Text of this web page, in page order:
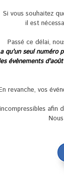
Si vous souhaitez
il est
Passé ce délai,
qu'un seul numéro
évènements
revanche, vos
afin